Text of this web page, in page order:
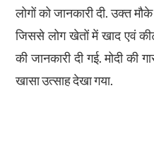
लोगों को जानकारी दी. उक्त
जिससे लोग खेतों में खाद एवं
की जानकारी दी गई. मोदी की
खासा उत्साह देखा गया.